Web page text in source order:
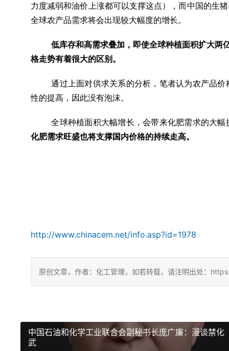
力度减弱和油价上涨都可以支撑这点），而中国的生
全球农产品需求将会出现较大幅度的增长。
低库存和高需求叠加，即使全球种植面积扩大
格走势有着很大的区别。
通过上面对供求关系的分析，笔者认为农产品
性的提高，因此没有泡沫。
全球种植面积大幅增长，会带来化肥需求的大幅
化肥需求旺盛也将支撑国内价格的持续走高。
http://www.chinacem.net/info.asp?id=1978
原创文章，作者：化工管理，如若转载，请注明出处：
中国石油和化学工业联合会副秘书长庞广廉：漫谈禁化
武